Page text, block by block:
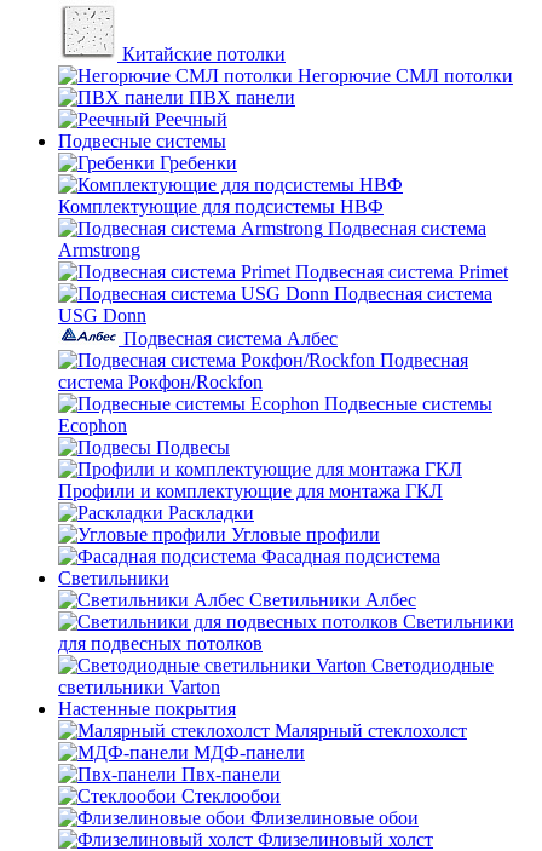
Китайские потолки
Негорючие СМЛ потолки
ПВХ панели
Реечный
Подвесные системы
Гребенки
Комплектующие для подсистемы НВФ
Подвесная система
Armstrong
Подвесная система Primet
Подвесная система
USG Donn
Подвесная система Албес
Подвесная
система Рокфон/Rockfon
Подвесные системы
Ecophon
Подвесы
Профили и комплектующие для монтажа ГКЛ
Раскладки
Угловые профили
Фасадная подсистема
Светильники
Светильники Албес
Светильники
для подвесных потолков
Светодиодные
светильники Varton
Настенные покрытия
Малярный стеклохолст
МДФ-панели
Пвх-панели
Стеклообои
Флизелиновые обои
Флизелиновый холст